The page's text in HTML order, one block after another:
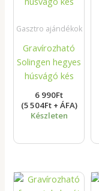
Gasztro ajándékok
Gravírozható
Solingen hegyes
húsvágó kés
6 990Ft
(5 504Ft + ÁFA)
Készleten